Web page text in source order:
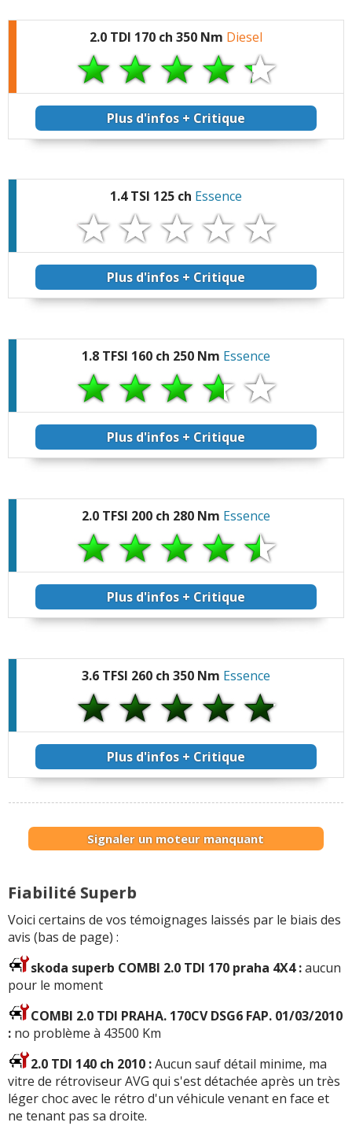
2.0 TDI 170 ch 350 Nm Diesel
Plus d'infos + Critique
1.4 TSI 125 ch Essence
Plus d'infos + Critique
1.8 TFSI 160 ch 250 Nm Essence
Plus d'infos + Critique
2.0 TFSI 200 ch 280 Nm Essence
Plus d'infos + Critique
3.6 TFSI 260 ch 350 Nm Essence
Plus d'infos + Critique
Signaler un moteur manquant
Fiabilité Superb
Voici certains de vos témoignages laissés par le biais des
avis (bas de page) :
skoda superb COMBI 2.0 TDI 170 praha 4X4 :aucun
pour le moment
COMBI 2.0 TDI PRAHA. 170CV DSG6 FAP. 01/03/2010
: no problème à 43500 Km
2.0 TDI 140 ch 2010 :Aucun sauf détail minime, ma
vitre de rétroviseur AVG qui s'est détachée après un très
léger choc avec le rétro d'un véhicule venant en face et
ne tenant pas sa droite.